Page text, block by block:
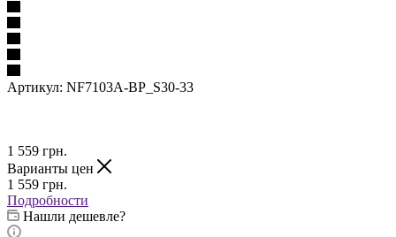
Артикул: NF7103A-BP_S30-33
1 559 грн.
Варианты цен
1 559 грн.
Подробности
Нашли дешевле?